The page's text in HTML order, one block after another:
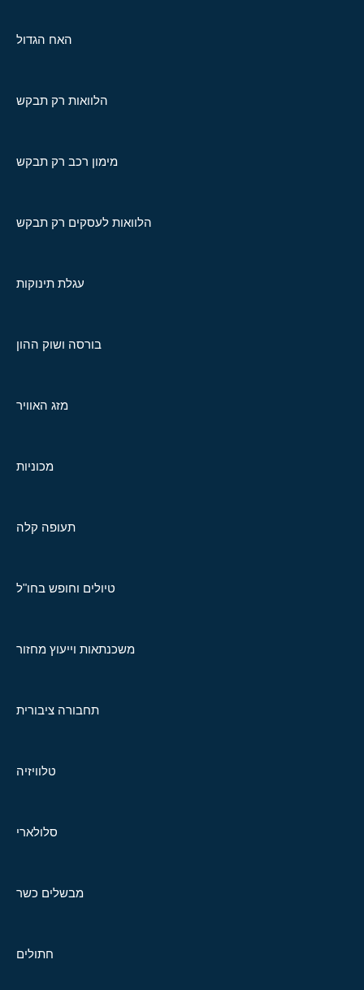
האח הגדול
הלוואות רק תבקש
מימון רכב רק תבקש
הלוואות לעסקים רק תבקש
עגלת תינוקות
בורסה ושוק ההון
מזג האוויר
מכוניות
תעופה קלה
טיולים וחופש בחו"ל
משכנתאות וייעוץ מחזור
תחבורה ציבורית
טלוויזיה
סלולארי
מבשלים כשר
חתולים